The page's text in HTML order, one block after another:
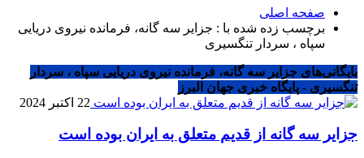
صفحه اصلی
برچسب زده شده با : جزایر سه گانه، فرمانده نیروی دریایی
سپاه ، سردار تنگسیری
بایگانی‌های جزایر سه گانه، فرمانده نیروی دریایی سپاه ، سردار
تنگسیری - پایگاه خبری جهان البرز
22 اکتبر 2024
جزایر سه گانه از قدیم متعلق به ایران بوده است